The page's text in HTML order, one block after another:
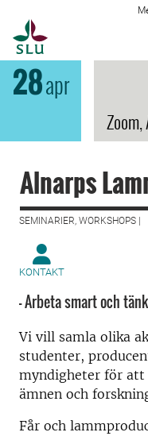
28apr
Alnarps
SEMINARIER, WORKSHOPS |
KONTAKT
- Arbeta smart och
Vi vill samla olika
studenter,
myndigheter för att
ämnen och
Får och